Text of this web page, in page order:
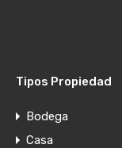
Tipos Propiedad
Bodega
Casa